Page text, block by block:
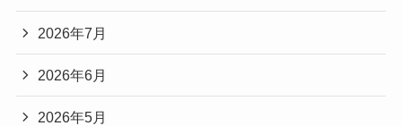
2026年7月
2026年6月
2026年5月